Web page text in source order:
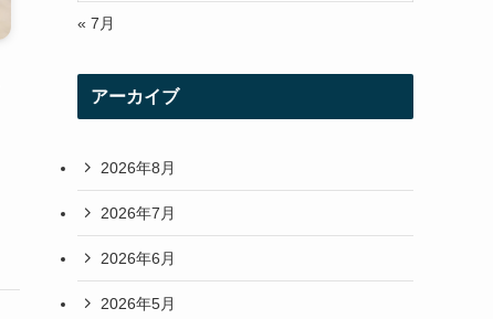
« 7月
アーカイブ
2026年8月
2026年7月
2026年6月
2026年5月